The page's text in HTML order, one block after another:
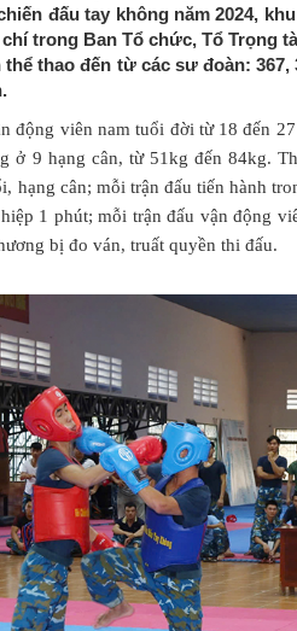
đấu tay không năm 2024,
trong Ban Tổ chức, Tổ Trọng
thao đến từ các sư đoàn: 367,
động viên nam tuổi đời từ 18 đến
ở 9 hạng cân, từ 51kg đến 84kg.
hạng cân; mỗi trận đấu tiến hành
1 phút; mỗi trận đấu vận động
bị đo ván, truất quyền thi đấu.